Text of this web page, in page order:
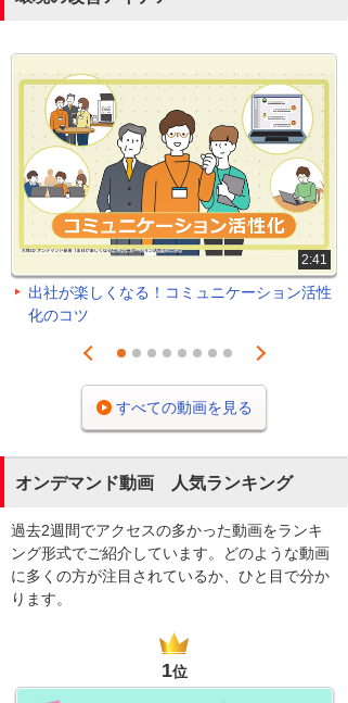
2:41
出社が楽しくなる！コミュニケーション活性
化のコツ
Prev
1 2 3 4 5 6 7 8
Next
すべての動画を見る
オンデマンド動画 人気ランキング
過去2週間でアクセスの多かった動画をランキ
ング形式でご紹介しています。どのような動画
に多くの方が注目されているか、ひと目で分か
ります。
1位